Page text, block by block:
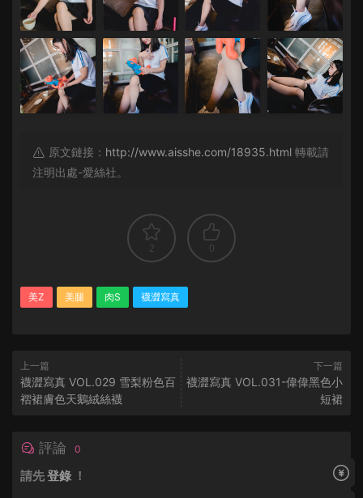
原文鏈接： http://www.aisshe.com/18935.html 轉載請
注明出處-愛絲社。
2 0
美Z 美腿 肉S 襪澀寫真
上一篇
襪澀寫真 VOL.029 雪梨粉色百
褶裙膚色天鵝絨絲襪
下一篇
襪澀寫真 VOL.031-偉偉黑色小
短裙
評論 0
請先登錄 ！